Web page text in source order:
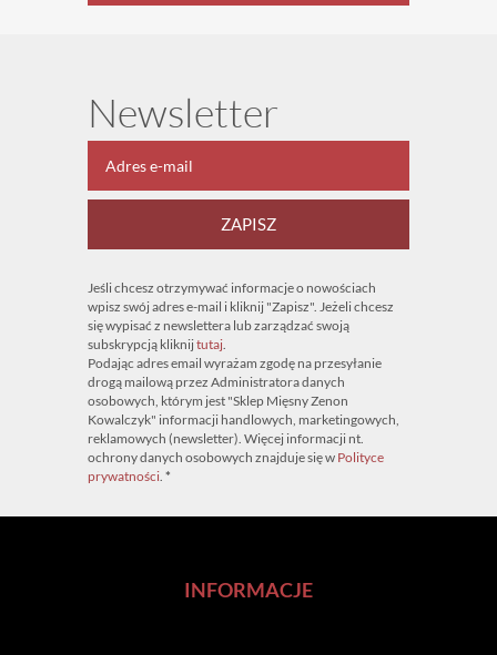
Newsletter
ZAPISZ
Jeśli chcesz otrzymywać informacje o nowościach
wpisz swój adres e-mail i kliknij "Zapisz". Jeżeli chcesz
się wypisać z newslettera lub zarządzać swoją
subskrypcją kliknijtutaj
Podając adres email wyrażam zgodę na przesyłanie
drogą mailową przez Administratora danych
osobowych, którym jest "Sklep Mięsny Zenon
Kowalczyk" informacji handlowych, marketingowych,
reklamowych (newsletter). Więcej informacji nt.
ochrony danych osobowych znajduje się w Polityce
prywatności *
INFORMACJE